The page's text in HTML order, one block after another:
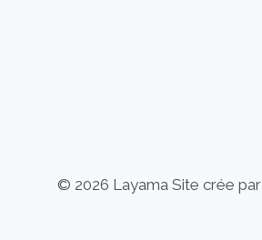
© 2026 Layama Site crée par